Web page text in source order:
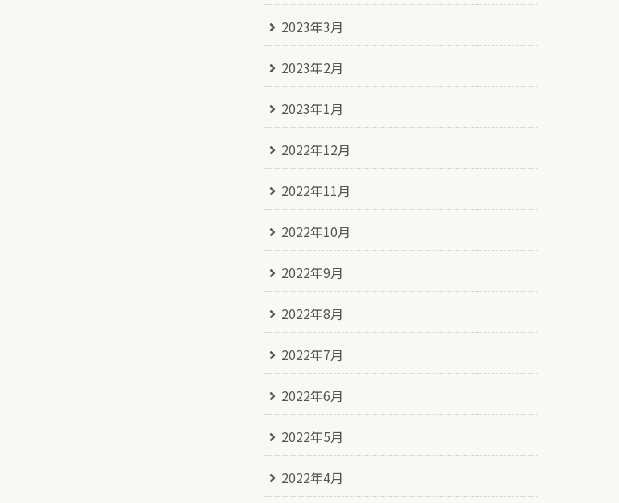
2023年3月
2023年2月
2023年1月
2022年12月
2022年11月
2022年10月
2022年9月
2022年8月
2022年7月
2022年6月
2022年5月
2022年4月